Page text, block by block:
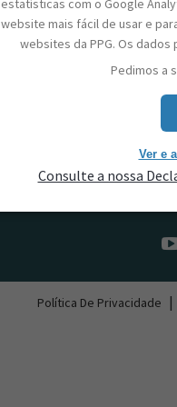
Política De Privacidade |
estatísticas com o Google
website mais fácil de usar e
websites da PPG. Os
Pedimos a
Ver e
Consulte a nossa